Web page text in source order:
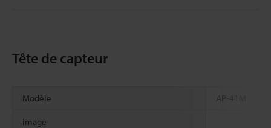
Tête de capteur
Modèle AP-41M
image